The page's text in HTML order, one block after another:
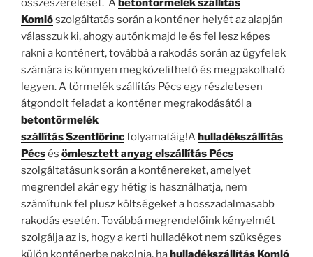
összeszerelését. Abetontörmelék szállítás
Komlószolgáltatás során a konténer helyét az alapján
válasszuk ki, ahogy autónk majd le és fel lesz képes
rakni a konténert, továbbá a rakodás során az ügyfelek
számára is könnyen megközelíthető és megpakolható
legyen. A törmelék szállítás Pécs egy részletesen
átgondolt feladat a konténer megrakodásától a
betontörmelék
szállításSzentlőrincfolyamatáig!Ahulladékszállítás
Pécsés ömlesztett anyag elszállítás Pécs
szolgáltatásunk során a konténereket, amelyet
megrendel akár egy hétig is használhatja, nem
számítunk fel plusz költségeket a hosszadalmasabb
rakodás esetén. Továbbá megrendelőink kényelmét
szolgálja az is, hogy a kerti hulladékot nem szükséges
külön konténerbe pakolnia, hahulladékszállítás Komló